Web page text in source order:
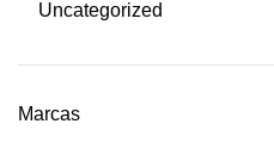
Uncategorized
Marcas